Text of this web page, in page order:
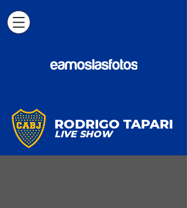
RODRIGO TAPARI
LIVE SHOW